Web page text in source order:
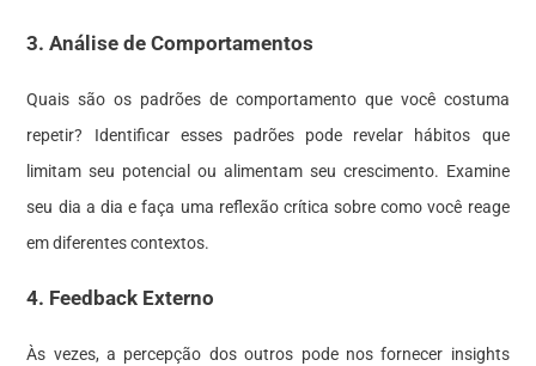
3. Análise de Comportamentos
Quais são os padrões de comportamento que você costuma
repetir? Identificar esses padrões pode revelar hábitos que
limitam seu potencial ou alimentam seu crescimento. Examine
seu dia a dia e faça uma reflexão crítica sobre como você reage
em diferentes contextos.
4. Feedback Externo
Às vezes, a percepção dos outros pode nos fornecer insights